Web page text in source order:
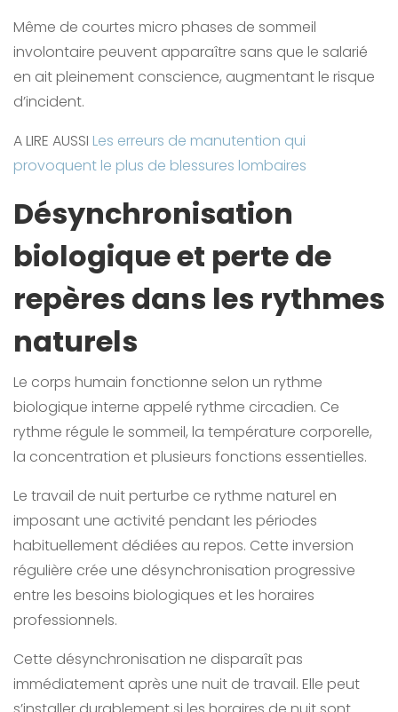
Même de courtes micro phases de sommeil
involontaire peuvent apparaître sans que le salarié
en ait pleinement conscience, augmentant le risque
d’incident.
A LIRE AUSSI Les erreurs de manutention qui
provoquent le plus de blessures lombaires
Désynchronisation
biologique et perte de
repères dans les rythmes
naturels
Le corps humain fonctionne selon un rythme
biologique interne appelé rythme circadien. Ce
rythme régule le sommeil, la température corporelle,
la concentration et plusieurs fonctions essentielles.
Le travail de nuit perturbe ce rythme naturel en
imposant une activité pendant les périodes
habituellement dédiées au repos. Cette inversion
régulière crée une désynchronisation progressive
entre les besoins biologiques et les horaires
professionnels.
Cette désynchronisation ne disparaît pas
immédiatement après une nuit de travail. Elle peut